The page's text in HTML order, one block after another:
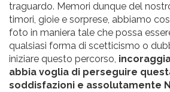
traguardo. Memori dunque del
timori, gioie e sorprese, abbiamo
foto in maniera tale che possa
qualsiasi forma di scetticismo o
iniziare questo percorso,
abbia voglia di perseguire
soddisfazioni e assolutamente